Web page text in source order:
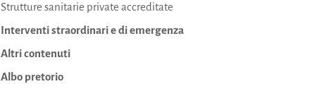
Strutture sanitarie private accreditate
Interventi straordinari e di emergenza
Altri contenuti
Albo pretorio